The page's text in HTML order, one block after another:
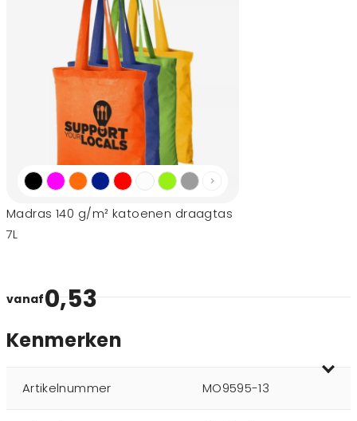
Madras 140 g/m² katoenen draagtas
7L
vanaf0,53
Kenmerken
Artikelnummer MO9595-13